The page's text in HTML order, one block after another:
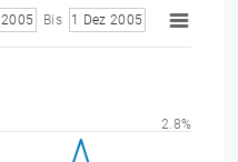
Bis 1 Dez 2005
2.8%